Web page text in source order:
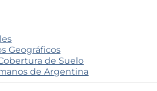
Geográficos
de Suelo
de Argentina